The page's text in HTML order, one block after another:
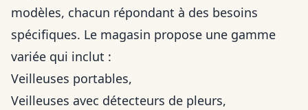
modèles, chacun répondant à des besoins
spécifiques. Le magasin propose une gamme
variée qui inclut :
Veilleuses portables,
Veilleuses avec détecteurs de pleurs,